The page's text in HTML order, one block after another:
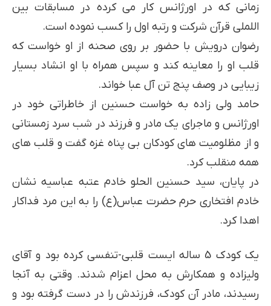
زمانی که در اورژانس کار می کرده در مسابقات بین
اللملی قرآن شرکت و رتبه اول را کسب نموده است.
رضوان درویش با حضور بر روی صحنه از او خواست که
قلب او را معاینه کند و سپس همراه با او انشاد بسیار
زیبایی در وصف پنج تن آل عبا خواند.
حامد ولی زاده به خواست حسنین از خاطراتی خود در
اورژانس و ماجرای یک مادر و فرزند در شب سرد زمستانی
و از مظلومیت های کودکان بی پناه غزه گفت و قلب های
همه منقلب کرد.
در پایان، سید حسنین الحلو خادم عتبه عباسیه نشان
خادم افتخاری حرم حضرت عباس(ع) را به این مرد فداکار
اهدا کرد.
یک کودک 5 ساله ایست قلبی-تنفسی کرده بود و آقای
ولی­زاده و همکارش به محل اعزام شدند. وقتی به آنجا
رسیدند، مادر آن کودک، فرزندش را در دست گرفته بود و